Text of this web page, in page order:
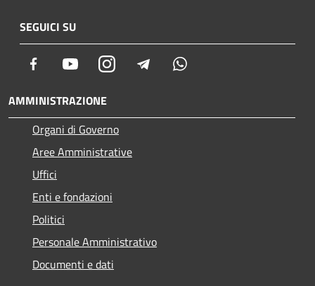
SEGUICI SU
Facebook YoutubeInstagram Telegram
AMMINISTRAZIONE
Organi di Governo
Aree Amministrative
Uffici
Enti e fondazioni
Politici
Personale Amministrativo
Documenti e dati